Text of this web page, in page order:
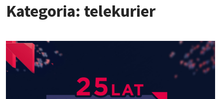
Kategoria: telekurier